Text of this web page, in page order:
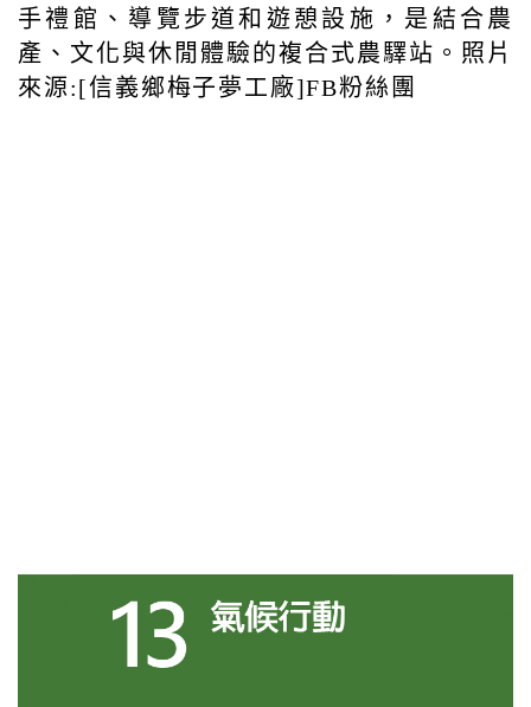
手禮館、導覽步道和遊憩設施，是結合農
產、文化與休閒體驗的複合式農驛站。照片
來源:[信義鄉梅子夢工廠]FB粉絲團